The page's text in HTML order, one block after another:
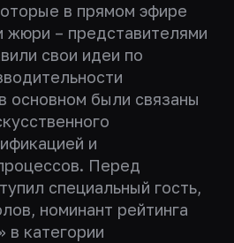
в прямом эфире
жюри – представителями
свои идеи по
основном были связаны
и
Перед
специальный гость,
номинант рейтинга
в категории